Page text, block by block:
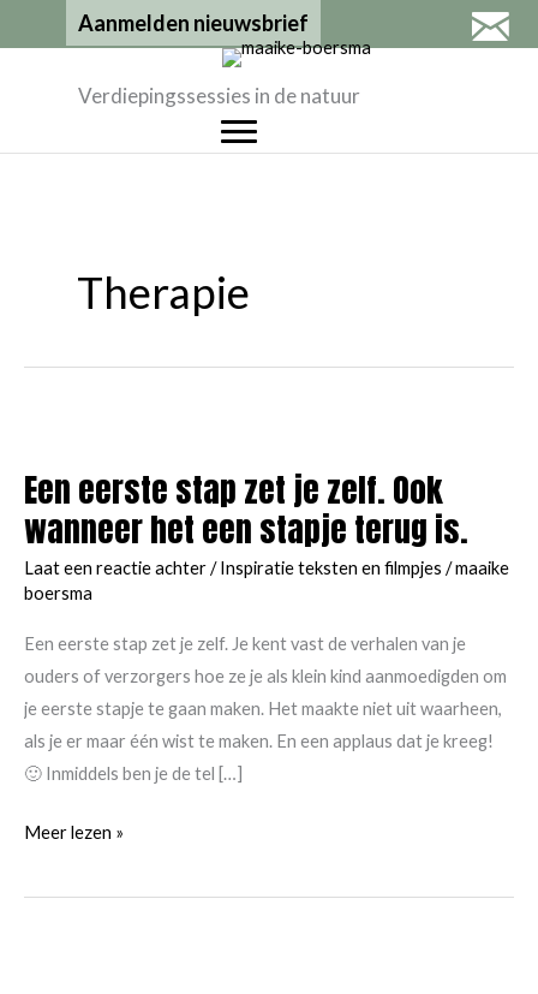
naar
Aanmelden nieuwsbrief
Verdiepingssessies in de natuur
Therapie
Een eerste stap zet je zelf. Ook
wanneer het een stapje terug is.
Laat een reactie achter/Inspiratie teksten en filmpjes /maaike
boersma
Een eerste stap zet je zelf. Je kent vast de verhalen van je
ouders of verzorgers hoe ze je als klein kind aanmoedigden om
je eerste stapje te gaan maken. Het maakte niet uit waarheen,
als je er maar één wist te maken. En een applaus dat je kreeg!
🙂 Inmiddels ben je de tel […]
Een
stap
Meer lezen »